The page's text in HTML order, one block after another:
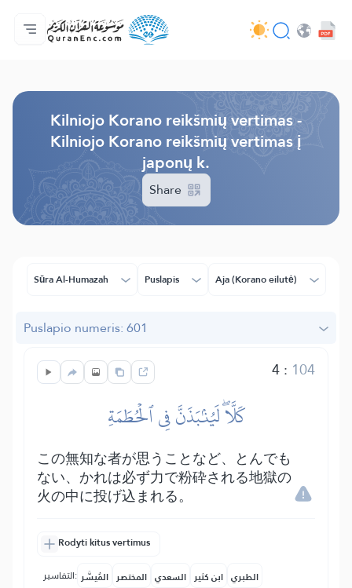
Pagrindinis
Vertimų turinys
Audio
Programuotojų paslaugos - API
Apie projektą
Susisiekite su mumis
Kalba
Kilniojo Korano reikšmių vertimas -
Kilniojo Korano reikšmių vertimas į
japonų k.
Share
Sūra Al-Humazah Puslapis Aja (Korano eilutė)
Puslapio numeris: 601
4: 104
كَلَّاۖ لَيُنۢبَذَنَّ فِي ٱلۡحُطَمَةِ
この無知な者が思うことなど、とんでも
ない、かれは必ず力で粉砕される地獄の
火の中に投げ込まれる。
Rodyti kitus vertimus
التفاسير: المُيسَّر المختصر السعدي ابن كثير الطبري